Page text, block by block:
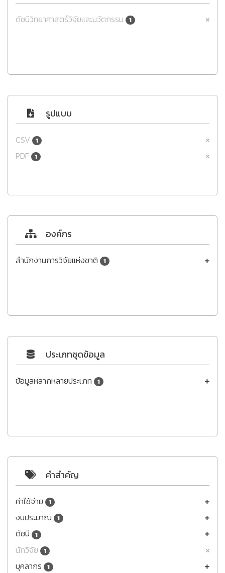
ดัชนีวิทยาศาสตร์วิจัยและนวัตกรรม 1
รูปแบบ
CSV 1
PDF 1
องค์กร
สำนักงานการวิจัยแห่งชาติ 1
ประเภทชุดข้อมูล
ข้อมูลหลากหลายประเภท 1
คำสำคัญ
ค่าใช้จ่าย 1
งบประมาณ 1
ดัชนี 1
นักวิจัย 1
บุคลากร 1